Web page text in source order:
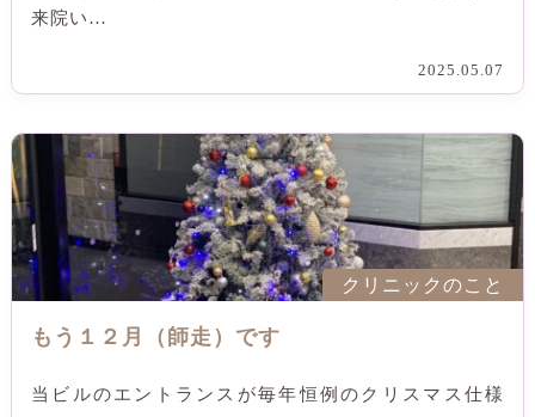
来院い…
2025.05.07
クリニックのこと
もう１２月（師走）です
当ビルのエントランスが毎年恒例のクリスマス仕様